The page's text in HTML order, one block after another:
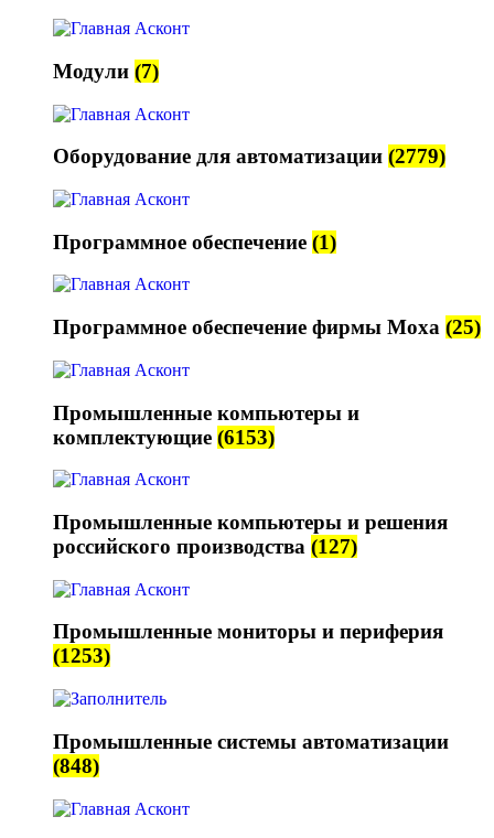
Модули (7)
Оборудование для автоматизации (2779)
Программное обеспечение (1)
Программное обеспечение фирмы Moxa (25)
Промышленные компьютеры и
комплектующие (6153)
Промышленные компьютеры и решения
российского производства (127)
Промышленные мониторы и периферия
(1253)
Промышленные системы автоматизации
(848)